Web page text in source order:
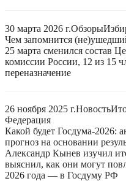
30 марта 2026 г.Обзоры
Чем запомнится
25 марта сменился состав
комиссии России, 12 из 15
переназначение
26 ноября 2025 г.Новость
Федерация
Какой будет Госдума-2026:
прогноз на основании
Александр Кынев изучил
выяснил, как они могут
2026 года — в Госдуму РФ